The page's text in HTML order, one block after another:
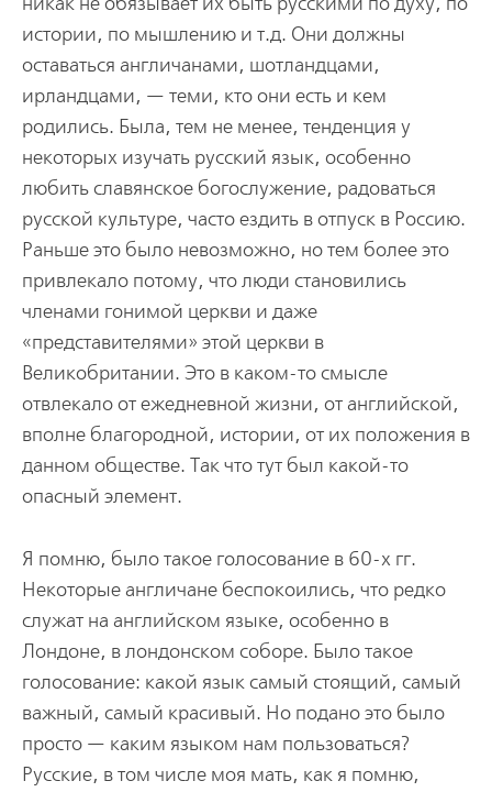
истории, по мышлению и т.д. Они должны
оставаться англичанами, шотландцами,
ирландцами, — теми, кто они есть и кем
родились. Была, тем не менее, тенденция у
некоторых изучать русский язык, особенно
любить славянское богослужение, радоваться
русской культуре, часто ездить в отпуск в Россию.
Раньше это было невозможно, но тем более это
привлекало потому, что люди становились
членами гонимой церкви и даже
«представителями» этой церкви в
Великобритании. Это в каком-то смысле
отвлекало от ежедневной жизни, от английской,
вполне благородной, истории, от их положения в
данном обществе. Так что тут был какой-то
опасный элемент.
Я помню, было такое голосование в 60-х гг.
Некоторые англичане беспокоились, что редко
служат на английском языке, особенно в
Лондоне, в лондонском соборе. Было такое
голосование: какой язык самый стоящий, самый
важный, самый красивый. Но подано это было
просто — каким языком нам пользоваться?
Русские, в том числе моя мать, как я помню,